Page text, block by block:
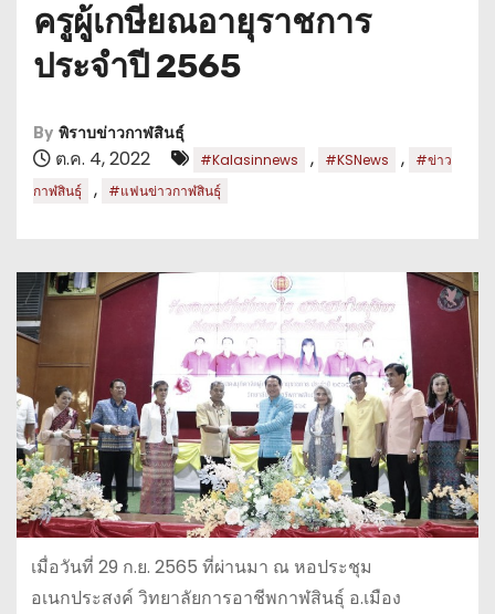
ครูผู้เกษียณอายุราชการ
ประจำปี 2565
By พิราบข่าวกาฬสินธุ์
ต.ค. 4, 2022 #Kalasinnews , #KSNews ,
#ข่าว
กาฬสินธุ์
, #แฟนข่าวกาฬสินธุ์
เมื่อวันที่ 29 ก.ย. 2565 ที่ผ่านมา ณ หอประชุม
อเนกประสงค์ วิทยาลัยการอาชีพกาฬสินธุ์ อ.เมือง